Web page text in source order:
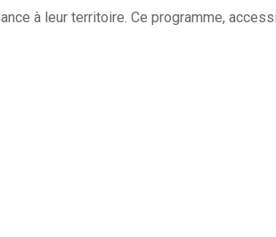
à leur territoire. Ce programme,